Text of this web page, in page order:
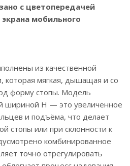
с цветопередачей
мобильного
из качественной
которая мягкая, дышащая и со
форму стопы. Модель
шириной H — это увеличенное
и подъёма, что делает
стопы или при склонности к
комбинированное
точно отрегулировать